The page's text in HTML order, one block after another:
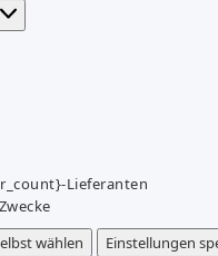
Lieferanten
wählen Einstellungen